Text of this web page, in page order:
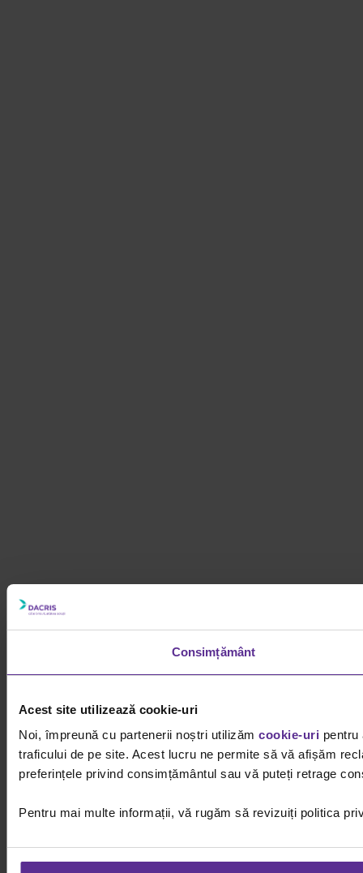
Consimțământ
Acest site utilizează cookie-uri
Noi, împreună cu partenerii noștri utilizăm cookie-uri
traficului de pe site. Acest lucru ne permite să vă afișăm
preferințele privind consimțământul sau vă puteți retrage
Pentru mai multe informații, vă rugăm să revizuiți politica